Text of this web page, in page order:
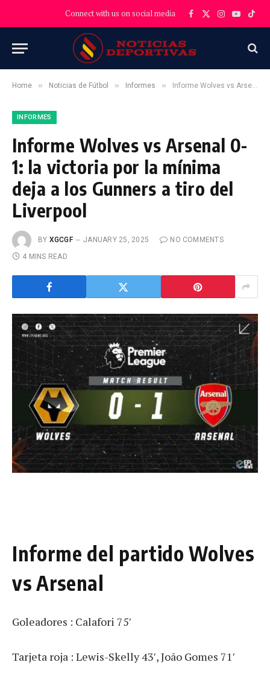
Connect with us on social media Facebook
X
Instagram
YouTube
Home » Noticias de Fútbol » Informes » Informe Wolves vs Arsenal 0-1: la victoria por la mínima deja a los Gunners a tiro del Liverpool
INFORMES
Informe Wolves vs Arsenal 0-
1: la victoria por la mínima
deja a los Gunners a tiro del
Liverpool
BY XGCGF JANUARY 25, 2025
NO COMMENTS
4 MINS READ
Informe del partido Wolves
vs Arsenal
Goleadores : Calafori 75′
Tarjeta roja : Lewis-Skelly 43′, João Gomes 71′